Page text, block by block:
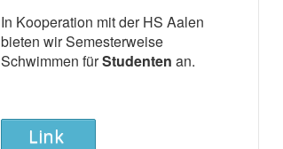
In Kooperation mit der HS Aalen
bieten wir Semesterweise
Schwimmen fürStudenten an.
Link